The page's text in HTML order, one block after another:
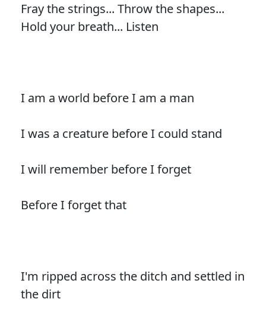
Fray the strings... Throw the shapes...
Hold your breath... Listen
I am a world before I am a man
I was a creature before I could stand
I will remember before I forget
Before I forget that
I'm ripped across the ditch and settled in
the dirt